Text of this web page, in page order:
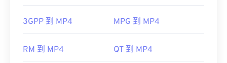
3GPP 到 MP4 MPG 到 MP4
RM 到 MP4 QT 到 MP4